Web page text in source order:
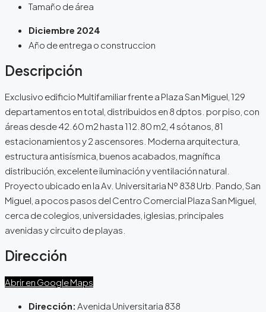
Tamaño de área
Diciembre 2024
Año de entrega o construccion
Descripción
Exclusivo edificio Multifamiliar frente a Plaza San Miguel, 129
departamentos en total, distribuidos en 8 dptos. por piso, con
áreas desde 42.60 m2 hasta 112.80 m2, 4 sótanos, 81
estacionamientos y 2 ascensores. Moderna arquitectura,
estructura antisísmica, buenos acabados, magnífica
distribución, excelente iluminación y ventilación natural.
Proyecto ubicado en la Av. Universitaria Nº 838 Urb. Pando, San
Miguel, a pocos pasos del Centro Comercial Plaza San Miguel,
cerca de colegios, universidades, iglesias, principales
avenidas y circuito de playas.
Dirección
Abrir en Google Maps
Dirección: Avenida Universitaria 838